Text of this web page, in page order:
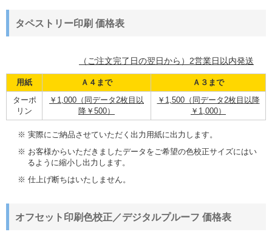
タペストリー印刷 価格表
（ご注文完了日の翌日から）2営業日以内発送
用紙 Ａ４まで Ａ３まで
ターポ
リン
￥1,000（同データ2枚目以
降￥500）
￥1,500（同データ2枚目以降
￥1,000）
※ 実際にご納品させていただく出力用紙に出力します。
※ お客様からいただきましたデータをご希望の色校正サイズにはい
るように縮小し出力します。
※ 仕上げ断ちはいたしません。
オフセット印刷色校正／デジタルプルーフ 価格表